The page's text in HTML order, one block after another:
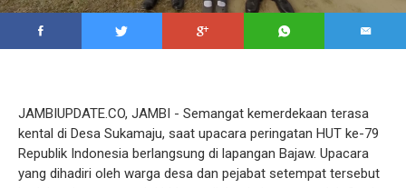
JAMBIUPDATE.CO, JAMBI - Semangat kemerdekaan terasa
kental di Desa Sukamaju, saat upacara peringatan HUT ke-79
Republik Indonesia berlangsung di lapangan Bajaw. Upacara
yang dihadiri oleh warga desa dan pejabat setempat tersebut